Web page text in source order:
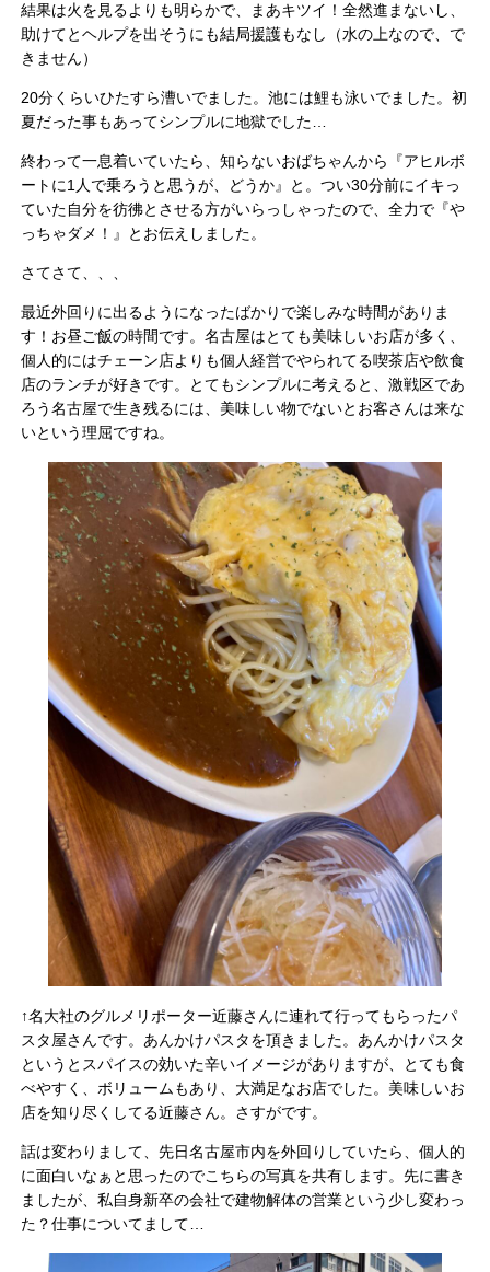
結果は火を見るよりも明らかで、まあキツイ！全然進まないし、
助けてとヘルプを出そうにも結局援護もなし（水の上なので、で
きません）
20分くらいひたすら漕いでました。池には鯉も泳いでました。初
夏だった事もあってシンプルに地獄でした…
終わって一息着いていたら、知らないおばちゃんから『アヒルボ
ートに1人で乗ろうと思うが、どうか』と。つい30分前にイキっ
ていた自分を彷彿とさせる方がいらっしゃったので、全力で『や
っちゃダメ！』とお伝えしました。
さてさて、、、
最近外回りに出るようになったばかりで楽しみな時間がありま
す！お昼ご飯の時間です。名古屋はとても美味しいお店が多く、
個人的にはチェーン店よりも個人経営でやられてる喫茶店や飲食
店のランチが好きです。とてもシンプルに考えると、激戦区であ
ろう名古屋で生き残るには、美味しい物でないとお客さんは来な
いという理屈ですね。
↑名大社のグルメリポーター近藤さんに連れて行ってもらったパ
スタ屋さんです。あんかけパスタを頂きました。あんかけパスタ
というとスパイスの効いた辛いイメージがありますが、とても食
べやすく、ボリュームもあり、大満足なお店でした。美味しいお
店を知り尽くしてる近藤さん。さすがです。
話は変わりまして、先日名古屋市内を外回りしていたら、個人的
に面白いなぁと思ったのでこちらの写真を共有します。先に書き
ましたが、私自身新卒の会社で建物解体の営業という少し変わっ
た？仕事についてまして…